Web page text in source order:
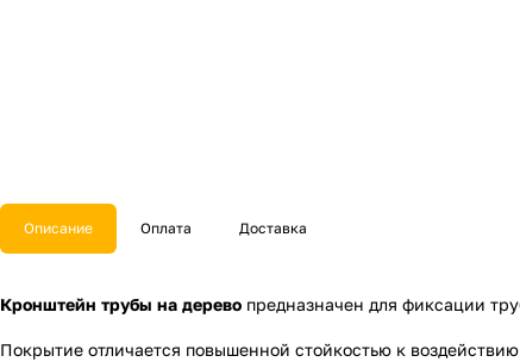
Описание Оплата Доставка
Кронштейн трубы на дерево предназначен для фиксации
Покрытие отличается повышенной стойкостью к